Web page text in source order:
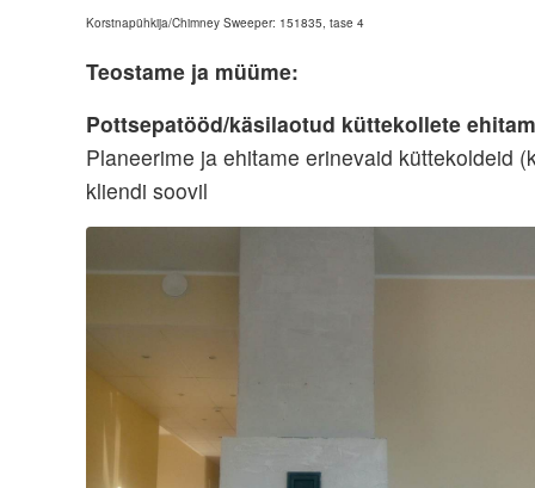
Korstnapühkija/Chimney Sweeper: 151835, tase 4
Teostame ja müüme:
Pottsepatööd/käsilaotud küttekollete
Planeerime ja ehitame erinevaid küttekoldeid
kliendi soovil